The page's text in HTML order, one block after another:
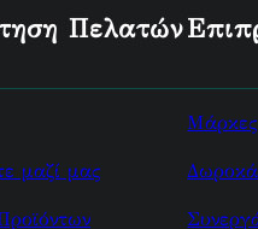
Πελατών
μαζί μας
Μάρκες